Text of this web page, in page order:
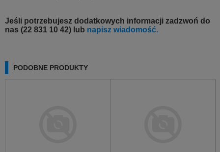
Jeśli potrzebujesz dodatkowych informacji zadzwoń do
nas (22 831 10 42) lub napisz wiadomość.
PODOBNE PRODUKTY